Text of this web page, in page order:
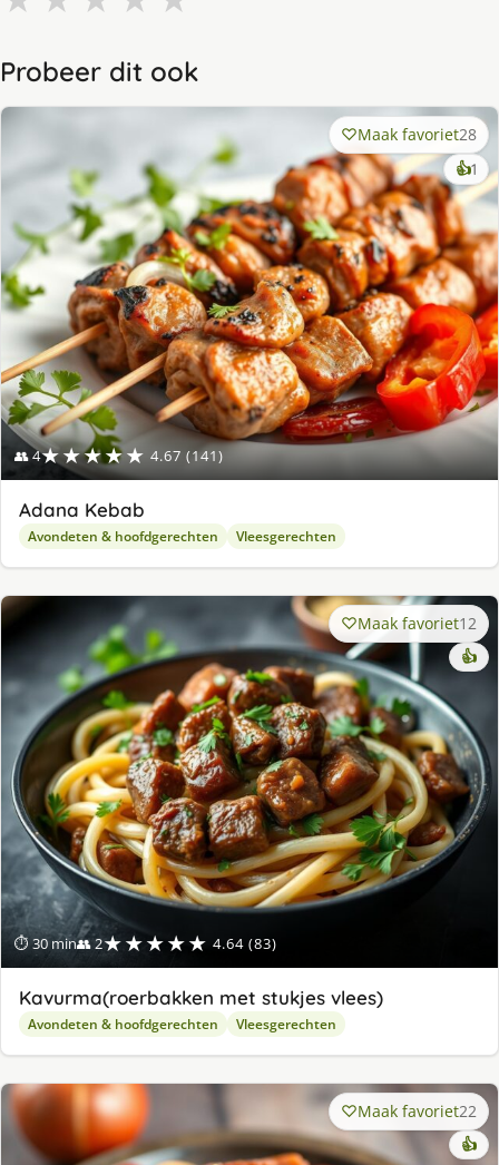
Probeer dit ook
👥 4★★★★★ 4.67 (141)
Maak favoriet28
👍1
Adana Kebab
Avondeten & hoofdgerechten Vleesgerechten
⏱ 30 min👥 2★★★★★ 4.64 (83)
Maak favoriet12
👍
Kavurma(roerbakken met stukjes vlees)
Avondeten & hoofdgerechten Vleesgerechten
Maak favoriet22
👍